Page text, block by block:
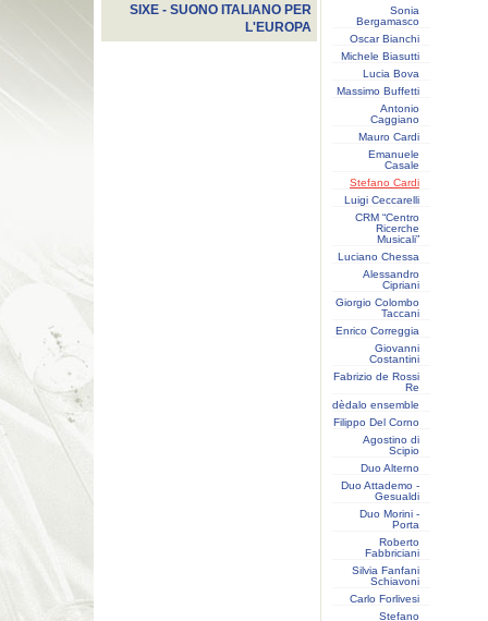
SIXE - SUONO ITALIANO PER
L'EUROPA
Sonia
Bergamasco
Oscar Bianchi
Michele Biasutti
Lucia Bova
Massimo Buffetti
Antonio
Caggiano
Mauro Cardi
Emanuele
Casale
Stefano Cardi
Luigi Ceccarelli
CRM “Centro
Ricerche
Musicali”
Luciano Chessa
Alessandro
Cipriani
Giorgio Colombo
Taccani
Enrico Correggia
Giovanni
Costantini
Fabrizio de Rossi
Re
dèdalo ensemble
Filippo Del Corno
Agostino di
Scipio
Duo Alterno
Duo Attademo -
Gesualdi
Duo Morini -
Porta
Roberto
Fabbriciani
Silvia Fanfani
Schiavoni
Carlo Forlivesi
Stefano